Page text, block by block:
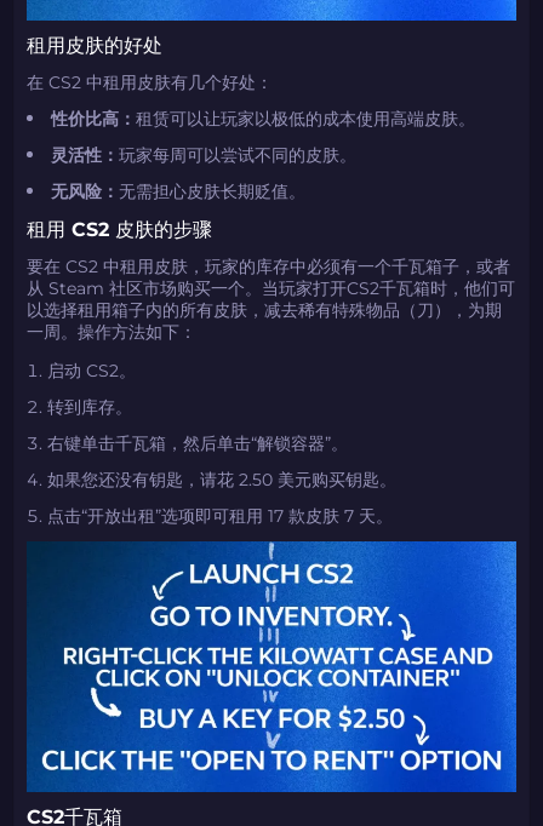
租用皮肤的好处
在 CS2 中租用皮肤有几个好处：
性价比高： 租赁可以让玩家以极低的成本使用高端皮肤。
灵活性： 玩家每周可以尝试不同的皮肤。
无风险： 无需担心皮肤长期贬值。
租用 CS2 皮肤的步骤
要在 CS2 中租用皮肤，玩家的库存中必须有一个千瓦箱子，或者
从 Steam 社区市场购买一个。当玩家打开CS2千瓦箱时，他们可
以选择租用箱子内的所有皮肤，减去稀有特殊物品（刀），为期
一周。操作方法如下：
启动 CS2。
转到库存。
右键单击千瓦箱，然后单击“解锁容器”。
如果您还没有钥匙，请花 2.50 美元购买钥匙。
点击“开放出租”选项即可租用 17 款皮肤 7 天。
CS2千瓦箱